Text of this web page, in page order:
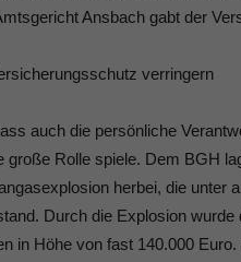
Ansbach gabt der
verringern
auch die persönliche
große Rolle spiele. Dem BGH
herbei, die unter
Durch die Explosion
in Höhe von fast 140.000